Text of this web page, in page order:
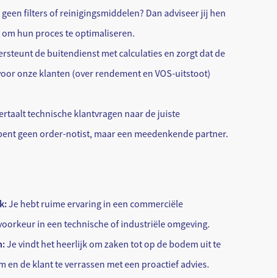
filters of reinigingsmiddelen? Dan adviseer jij hen
hun proces te optimaliseren.
de buitendienst met calculaties en zorgt dat de
onze klanten (over rendement en VOS-uitstoot)
technische klantvragen naar de juiste
geen order-notist, maar een meedenkende partner.
Je hebt ruime ervaring in een commerciële
in een technische of industriële omgeving.
Je vindt het heerlijk om zaken tot op de bodem uit te
en de klant te verrassen met een proactief advies.